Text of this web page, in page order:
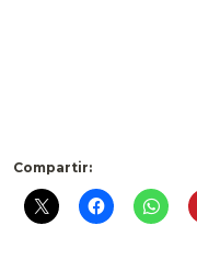
Compartir: